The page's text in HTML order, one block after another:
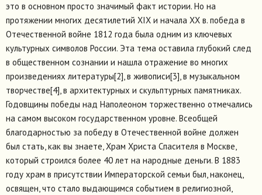
это в основном просто значимый факт истории. Но на
протяжении многих десятилетий XIX и начала XX в. победа в
Отечественной войне 1812 года была одним из ключевых
культурных символов России. Эта тема оставила глубокий след
в общественном сознании и нашла отражение во многих
произведениях литературы[2], в живописи[3], в музыкальном
творчестве[4], в архитектурных и скульптурных памятниках.
Годовщины победы над Наполеоном торжественно отмечались
на самом высоком государственном уровне. Всеобщей
благодарностью за победу в Отечественной войне должен
был стать, как вы знаете, Храм Христа Спасителя в Москве,
который строился более 40 лет на народные деньги. В 1883
году храм в присутствии Императорской семьи был, наконец,
освящен, что стало выдающимся событием в религиозной,